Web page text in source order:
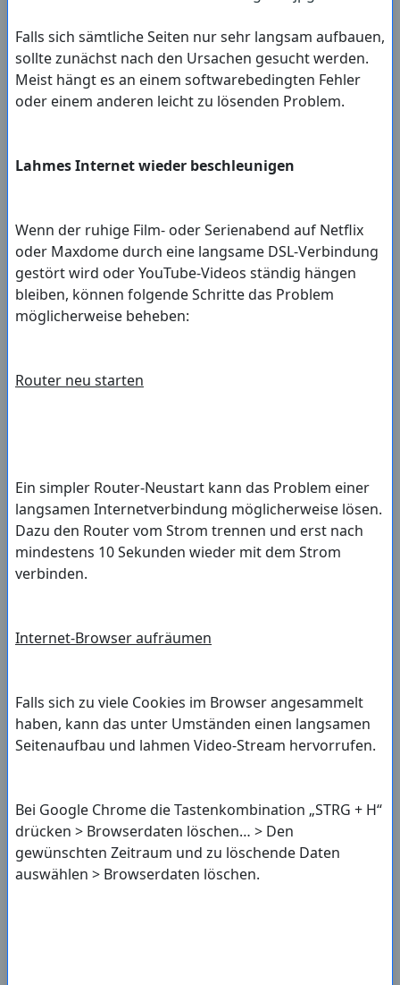
Falls sich sämtliche Seiten nur sehr langsam aufbauen,
sollte zunächst nach den Ursachen gesucht werden.
Meist hängt es an einem softwarebedingten Fehler
oder einem anderen leicht zu lösenden Problem.
Lahmes Internet wieder beschleunigen
Wenn der ruhige Film- oder Serienabend auf Netflix
oder Maxdome durch eine langsame DSL-Verbindung
gestört wird oder YouTube-Videos ständig hängen
bleiben, können folgende Schritte das Problem
möglicherweise beheben:
Router neu starten
Ein simpler Router-Neustart kann das Problem einer
langsamen Internetverbindung möglicherweise lösen.
Dazu den Router vom Strom trennen und erst nach
mindestens 10 Sekunden wieder mit dem Strom
verbinden.
Internet-Browser aufräumen
Falls sich zu viele Cookies im Browser angesammelt
haben, kann das unter Umständen einen langsamen
Seitenaufbau und lahmen Video-Stream hervorrufen.
Bei Google Chrome die Tastenkombination „STRG + H“
drücken > Browserdaten löschen… > Den
gewünschten Zeitraum und zu löschende Daten
auswählen > Browserdaten löschen.